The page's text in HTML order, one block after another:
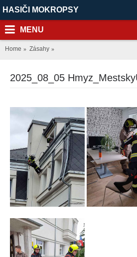
HASIČI MOKROPSY
MENU
Home Zásahy
2025_08_05